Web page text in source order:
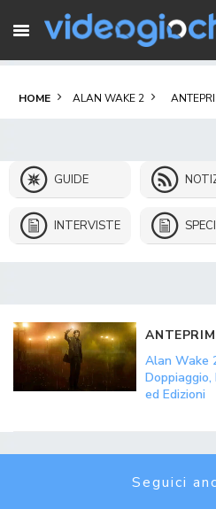
HOME ALAN WAKE 2
GUIDE
INTERVISTE
Alan Wake
Doppiaggio,
ed Edizioni
Seguici